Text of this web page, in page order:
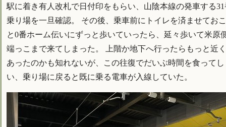
駅に着き有人改札で日付印をもらい、山陰本線の発車する31
乗り場を一旦確認。 その後、乗車前にトイレを済ませてお
と0番ホーム伝いにずっと歩いていったら、延々歩いて米原
端っこまで来てしまった。 上階か地下へ行ったらもっと近
あったのかも知れないが、この往復でだいぶ時間を食ってし
い、乗り場に戻ると既に乗る電車が入線していた。